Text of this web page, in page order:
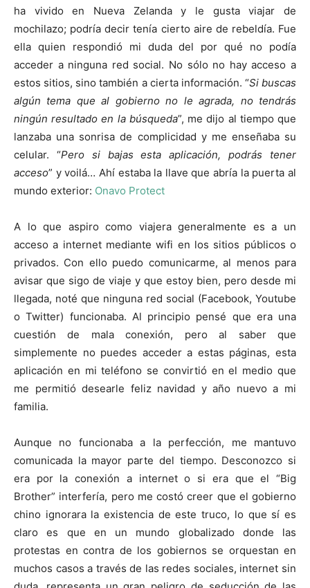
ha vivido en Nueva Zelanda y le gusta viajar de
mochilazo; podría decir tenía cierto aire de rebeldía. Fue
ella quien respondió mi duda del por qué no podía
acceder a ninguna red social. No sólo no hay acceso a
estos sitios, sino también a cierta información. “Si buscas
algún tema que al gobierno no le agrada, no tendrás
ningún resultado en la búsqueda”, me dijo al tiempo que
lanzaba una sonrisa de complicidad y me enseñaba su
celular. “Pero si bajas esta aplicación, podrás tener
acceso” y voilá… Ahí estaba la llave que abría la puerta al
mundo exterior: Onavo Protect
A lo que aspiro como viajera generalmente es a un
acceso a internet mediante wifi en los sitios públicos o
privados. Con ello puedo comunicarme, al menos para
avisar que sigo de viaje y que estoy bien, pero desde mi
llegada, noté que ninguna red social (Facebook, Youtube
o Twitter) funcionaba. Al principio pensé que era una
cuestión de mala conexión, pero al saber que
simplemente no puedes acceder a estas páginas, esta
aplicación en mi teléfono se convirtió en el medio que
me permitió desearle feliz navidad y año nuevo a mi
familia.
Aunque no funcionaba a la perfección, me mantuvo
comunicada la mayor parte del tiempo. Desconozco si
era por la conexión a internet o si era que el “Big
Brother” interfería, pero me costó creer que el gobierno
chino ignorara la existencia de este truco, lo que sí es
claro es que en un mundo globalizado donde las
protestas en contra de los gobiernos se orquestan en
muchos casos a través de las redes sociales, internet sin